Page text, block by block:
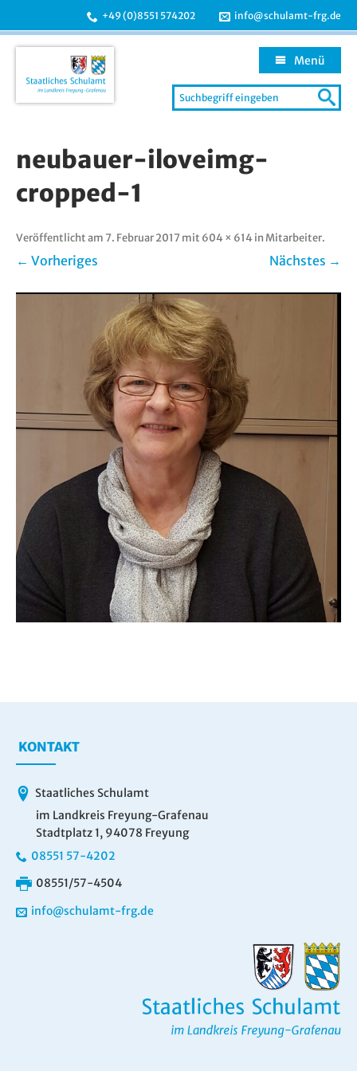
+49 (0)8551 574202 info@schulamt-frg.de
Search
for:
Menü
springen
neubauer-iloveimg-
cropped-1
Veröffentlicht am 7. Februar 2017 mit 604 × 614in Mitarbeiter.
← Vorheriges Nächstes →
KONTAKT
Staatliches Schulamt
im Landkreis Freyung-Grafenau
Stadtplatz 1, 94078 Freyung
08551 57-4202
08551/57-4504
info@schulamt-frg.de